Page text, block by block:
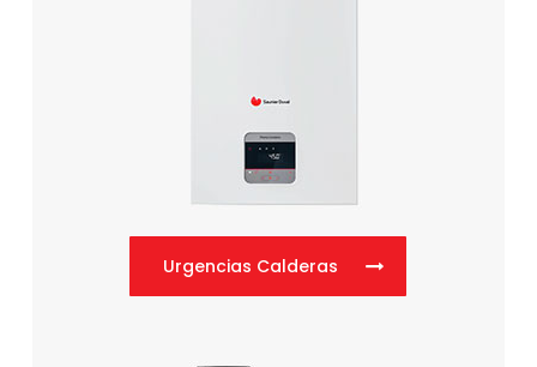
Urgencias Calderas